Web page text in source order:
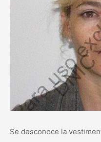
Se desconoce la